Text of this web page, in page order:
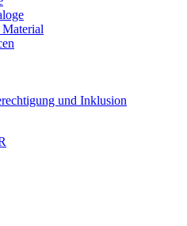
und Inklusion